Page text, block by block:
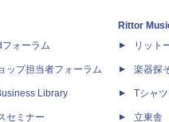
ォーラム
ップ担当者フォーラム
Library
セミナー
Rittor
リット
楽器探
Tシャ
立東舎